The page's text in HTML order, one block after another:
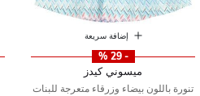
إضافة سريعة
- 29 %
ميسوني كيدز
تنورة باللون بيضاء وزرقاء متعرجة للبنات